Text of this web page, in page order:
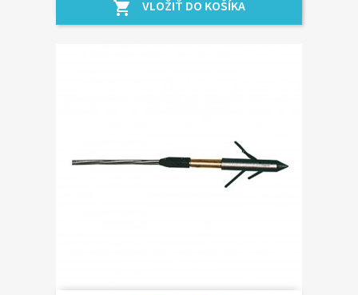
shopping_cart VLOŽIŤ DO KOŠÍKA